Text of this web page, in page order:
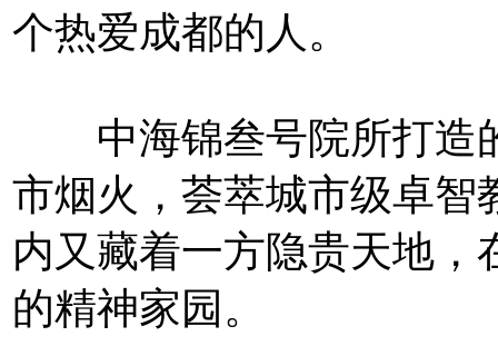
个热爱成都的人。
中海锦叁号院所打造
市烟火，荟萃城市级卓智
内又藏着一方隐贵天地
的精神家园。